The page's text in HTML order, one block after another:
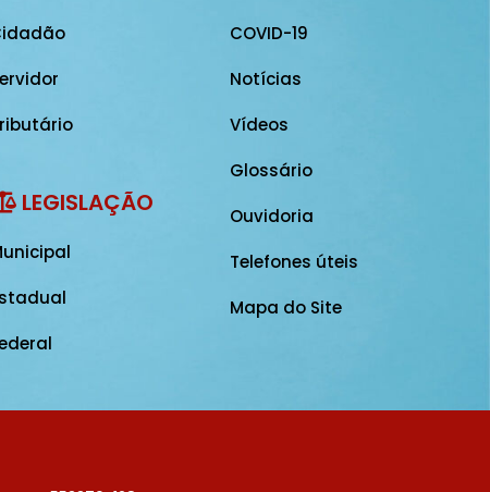
LEGISLAÇÃO
COVID-19
Notícias
Vídeos
Glossário
Ouvidoria
Telefones úteis
Mapa do Site